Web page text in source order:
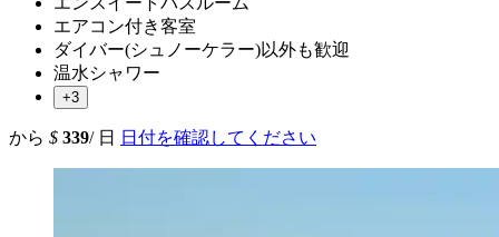
エアコン付き客室
ダイバー(シュノーケラー)以外も歓迎
温水シャワー
+3
から $ 339/ 日 日付を確認してください